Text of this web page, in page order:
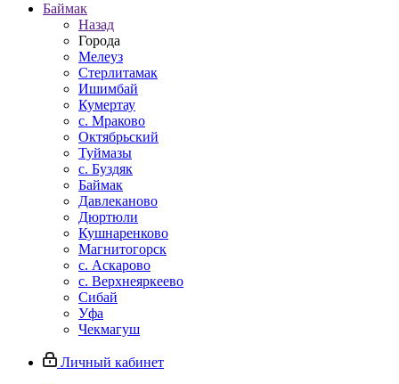
Баймак
Назад
Города
Мелеуз
Стерлитамак
Ишимбай
Кумертау
c. Мраково
Октябрьский
Туймазы
c. Буздяк
Баймак
Давлеканово
Дюртюли
Кушнаренково
Магнитогорск
с. Аскарово
с. Верхнеяркеево
Сибай
Уфа
Чекмагуш
Личный кабинет